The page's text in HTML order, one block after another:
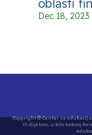
oblasti
Dec 18, 2023
Copyright © Centar za
ili dijelom, u bilo kakvoj